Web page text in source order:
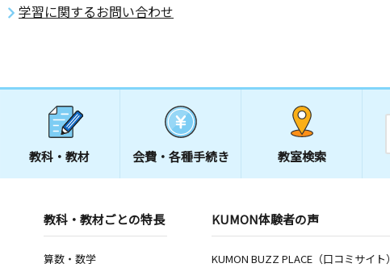
学習に関するお問い合わせ
教科・教材 会費・ 各種手続き 教室検索
教科・教材ごとの特長
算数・数学
KUMON体験者の声
KUMON BUZZ PLACE（口コミサイト）